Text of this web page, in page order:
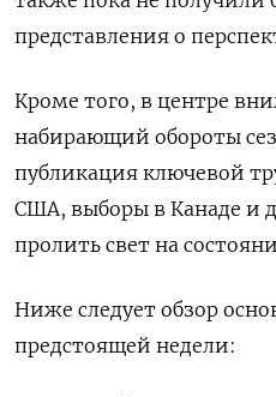
представления о
Кроме того, в центре
набирающий обороты
публикация ключевой
США, выборы в Канаде и
пролить свет на
Ниже следует обзор
предстоящей недели: